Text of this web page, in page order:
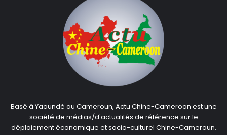
Basé à Yaoundé au Cameroun, Actu Chine-Cameroon est une
société de médias/d'actualités de référence sur le
déploiement économique et socio-culturel Chine-Cameroun.